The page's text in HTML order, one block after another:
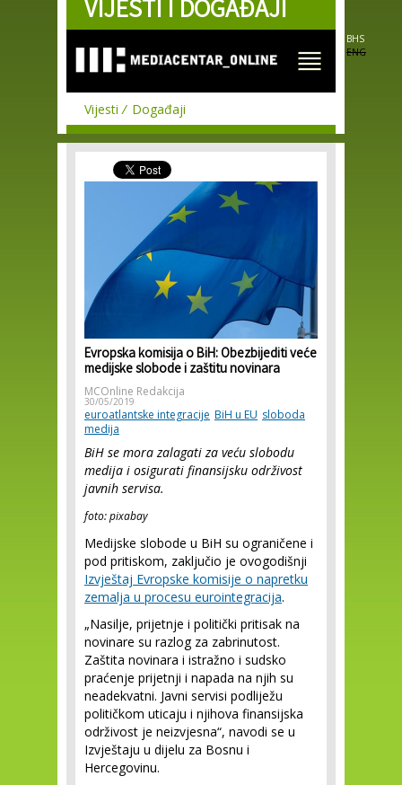
Skip to
main
VIJESTI I DOGAĐAJI
BHS
ENG
Vijesti Događaji
Evropska komisija o BiH: Obezbijediti veće
medijske slobode i zaštitu novinara
MCOnline Redakcija
30/05/2019
euroatlantske integracije BiH u EU sloboda
medija
BiH se mora zalagati za veću slobodu
medija i osigurati finansijsku održivost
javnih servisa.
foto: pixabay
Medijske slobode u BiH su ograničene i
pod pritiskom, zaključio je ovogodišnji
Izvještaj Evropske komisije o napretku
zemalja u procesu eurointegracija.
„Nasilje, prijetnje i politički pritisak na
novinare su razlog za zabrinutost.
Zaštita novinara i istražno i sudsko
praćenje prijetnji i napada na njih su
neadekvatni. Javni servisi podliježu
političkom uticaju i njihova finansijska
održivost je neizvjesna“, navodi se u
Izvještaju u dijelu za Bosnu i
Hercegovinu.